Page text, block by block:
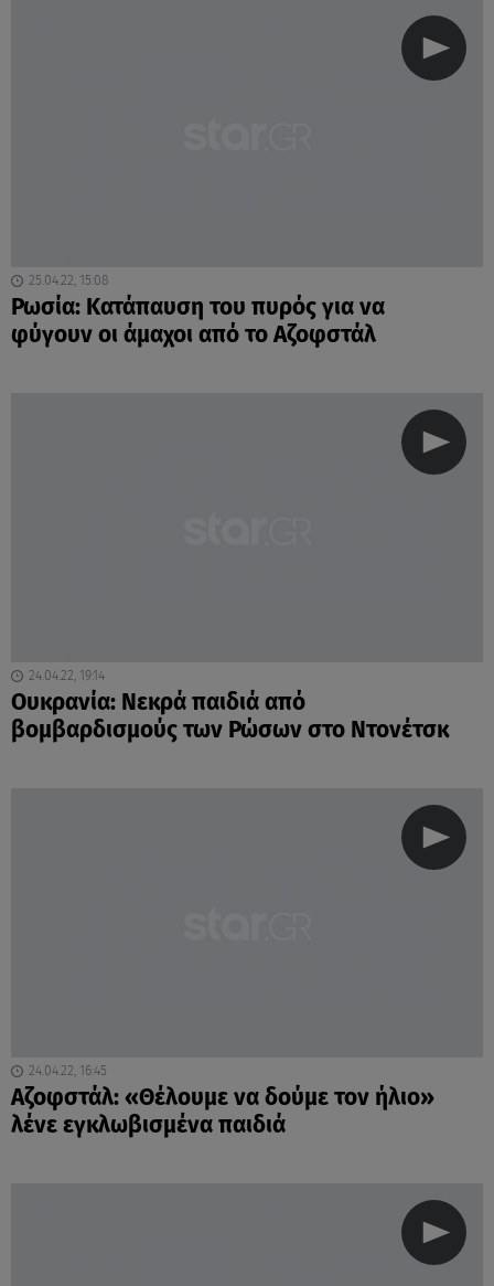
25.04.22, 15:08
Ρωσία: Κατάπαυση του πυρός για να
φύγουν οι άμαχοι από το Αζοφστάλ
24.04.22, 19:14
Ουκρανία: Νεκρά παιδιά από
βομβαρδισμούς των Ρώσων στο Ντονέτσκ
24.04.22, 16:45
Αζοφστάλ: «Θέλουμε να δούμε τον ήλιο»
λένε εγκλωβισμένα παιδιά